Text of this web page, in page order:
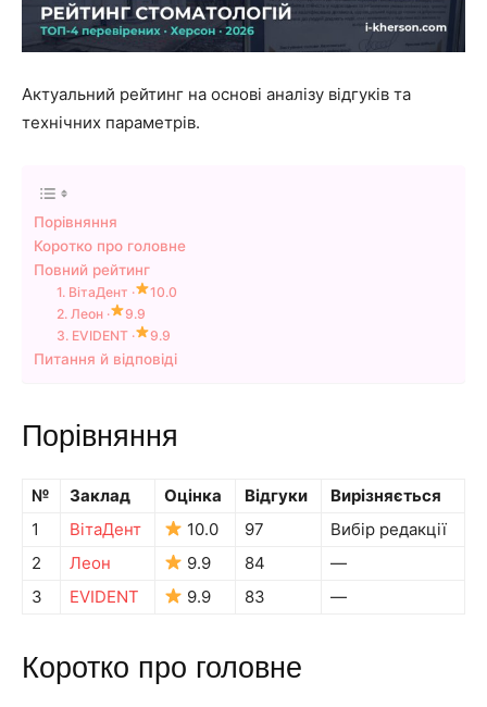
Актуальний рейтинг на основі аналізу відгуків та
технічних параметрів.
Порівняння
Коротко про головне
Повний рейтинг
1. ВітаДент ·
10.0
2. Леон ·
9.9
3. EVIDENT ·
9.9
Питання й відповіді
Порівняння
№ Заклад Оцінка Відгуки
Вирізняється
1
ВітаДент 10.0 97
Вибір редакції
2
Леон 9.9 84
—
3
EVIDENT 9.9 83 —
Коротко про головне